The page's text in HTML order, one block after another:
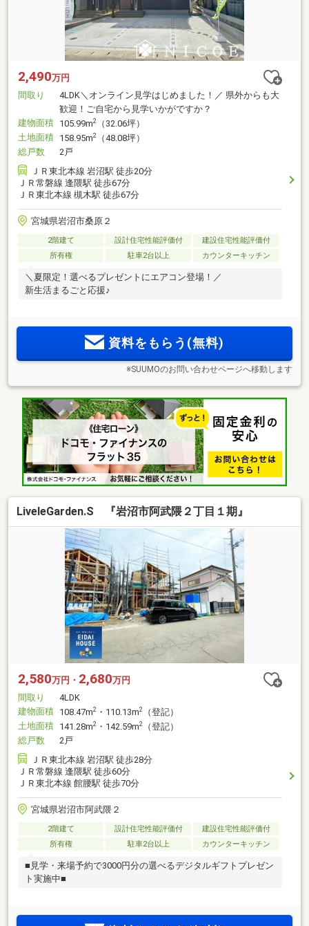
2,490万円
間取り
4LDK＼オンライン見学はじめました！／ 県外からも大
歓迎！ご自宅から見学いかがですか？
建物面積 105.99m2
（32.06坪）
土地面積 158.95m2
（48.08坪）
総戸数
2戸
ＪＲ東北本線 岩沼駅 徒歩20分
ＪＲ常磐線 逢隈駅 徒歩67分
ＪＲ東北本線 槻木駅 徒歩67分
宮城県岩沼市桑原２
2階建て 設計住宅性能評価付
建設住宅性能評価付
所有権
駐車2台以上 カウンターキッチン
＼夏限定！選べるプレゼントにエアコン登場！／
新生活まるごと応援♪
資料をもらう(無料)
※SUUMOのお問い合わせページへ移動します
LiveleGarden.S 『岩沼市阿武隈２丁目１期』
2,580万円・ 2,680万円
間取り
4LDK
建物面積 108.47m2 ・110.13m2
（登記）
土地面積 141.28m2 ・142.59m2
（登記）
総戸数
2戸
ＪＲ東北本線 岩沼駅 徒歩28分
ＪＲ常磐線 逢隈駅 徒歩60分
ＪＲ東北本線 館腰駅 徒歩70分
宮城県岩沼市阿武隈２
2階建て 設計住宅性能評価付
建設住宅性能評価付
所有権
駐車2台以上 カウンターキッチン
■見学・来場予約で3000円分の選べるデジタルギフトプレゼン
ト実施中■